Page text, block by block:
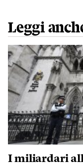
Leggi
I miliardari